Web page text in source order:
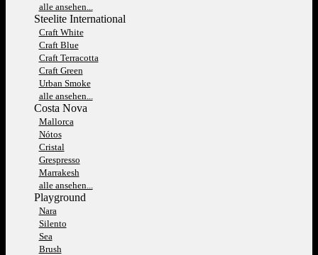
alle ansehen...
Steelite International
Craft White
Craft Blue
Craft Terracotta
Craft Green
Urban Smoke
alle ansehen...
Costa Nova
Mallorca
Nótos
Cristal
Grespresso
Marrakesh
alle ansehen...
Playground
Nara
Silento
Sea
Brush